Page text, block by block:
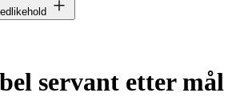
servant etter mål